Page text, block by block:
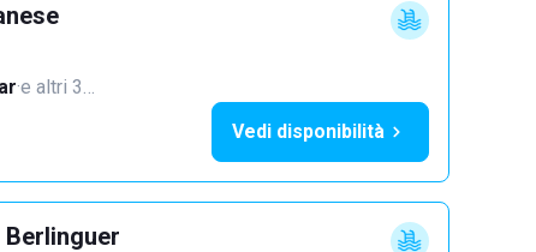
·e altri 3…
Vedi disponibilità